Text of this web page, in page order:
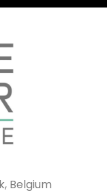
Belgium